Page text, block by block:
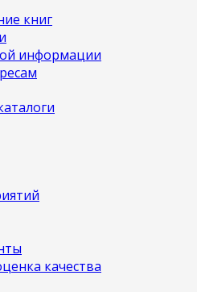
книг
информации
качества